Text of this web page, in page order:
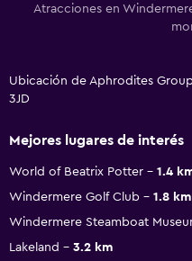
Atracciones en
Ubicación de Aphrodites
3JD
Mejores lugares de interés
World of Beatrix Potter
1.4
Windermere Golf Club
1.8 km
Windermere Steamboat
Lakeland
3.2 km